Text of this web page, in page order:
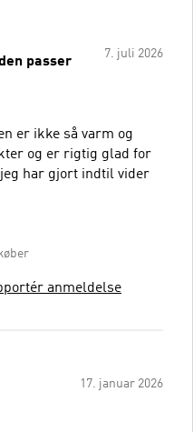
7. juli 2026
passer
er ikke så varm og
for
har gjort indtil vider
anmeldelse
17. januar 2026